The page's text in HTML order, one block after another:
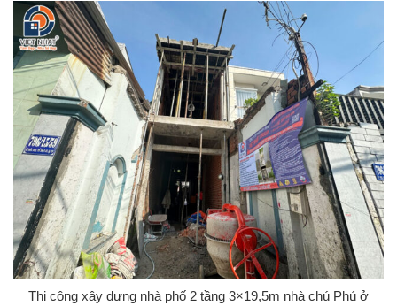
Thi công xây dựng nhà phố 2 tầng 3×19,5m nhà chú Phú ở